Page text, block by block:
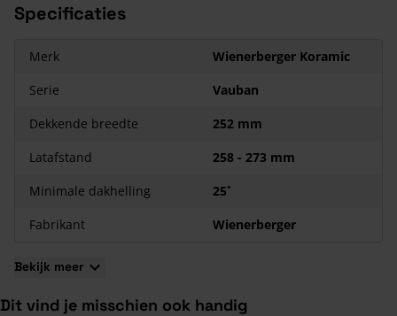
maakt
verschillende keurmerken en productnormen, welke kwaliteit
en duurzaamheid waarborgen
kruisverband worden verwerkt
Specificaties
Merk
Wienerberger Koramic
Serie
Vauban
Dekkende breedte
252 mm
Latafstand
258 - 273 mm
Minimale dakhelling
25˚
Fabrikant
Wienerberger
Bekijk meer
Dit vind je misschien ook handig